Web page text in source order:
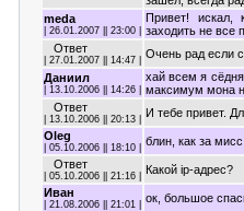
meda
| 26.01.2007 || 23:00 |
Привет! искал,
заходить не все
Ответ
| 27.01.2007 || 14:47 |
Очень рад если
Даниил
| 13.10.2006 || 14:26 |
хай всем я
максимум мона
Ответ
| 13.10.2006 || 20:13 |
И тебе привет.
Oleg
| 05.10.2006 || 18:10 |
блин, как за
Ответ
| 05.10.2006 || 21:16 |
Какой ip-адрес?
Иван
| 21.08.2006 || 21:01 |
ок, большое